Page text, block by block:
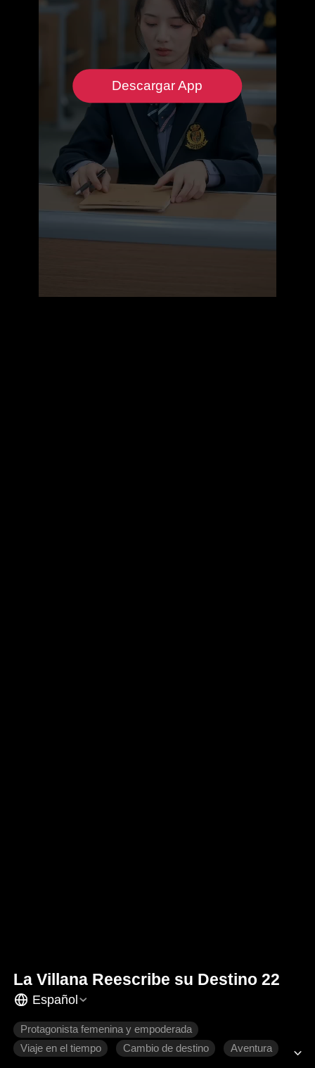
Descargar App
La Villana Reescribe su Destino 22
Español
Protagonista femenina y empoderada
Viaje en el tiempo
Cambio de destino
Aventura